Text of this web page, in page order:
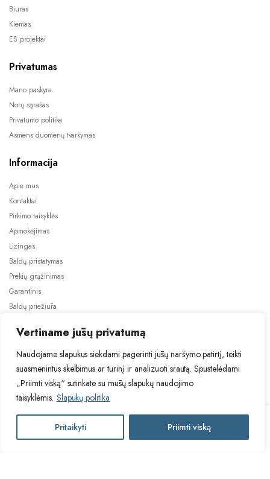
Vertiname jūsų privatumą
Naudojame slapukus siekdami pagerinti jūsų naršymo patirtį, teikti
suasmenintus skelbimus ar turinį ir analizuoti srautą. Spustelėdami
„Priimti viską“ sutinkate su mūsų slapukų naudojimo
taisyklėmis. Slapukų politika
Pritaikyti Priimti viską
SARAGOSA-
Į krepšelį
Biuras
Kiemas
ES projektai
Privatumas
Mano paskyra
Norų sąrašas
Privatumo politika
Asmens duomenų tvarkymas
Informacija
Apie mus
Kontaktai
Pirkimo taisyklės
Apmokėjimas
Lizingas
Baldų pristatymas
Prekių grąžinimas
Garantinis
Baldų priežiūra
2024 © Visos teisės saugomos. Be TauBaldai.lt sutikimo draudžiama
Asmens duomenų tvarkymas